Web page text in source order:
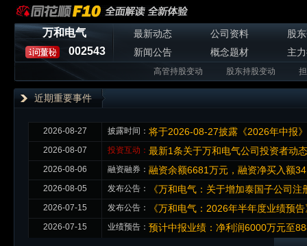
万和电气
002543
最新动态 公司资料
股
新闻公告
概念题材 主
高管持股变动 股东持股变动
近期重要事件
2026-08-27 披露时间： 将于2026-08-27披露《2026年中报》
2026-08-07 投资互动： 最新1条关于万和电气公司投资者动
2026-08-06 融资融券： 融资余额6681万元，融资净买入额
2026-08-05 发布公告： 《万和电气：关于增加泰国子公司
2026-07-15 发布公告： 《万和电气：2026年半年度业绩预告
2026-07-15 业绩预告： 预计中报业绩：净利润6000万元至